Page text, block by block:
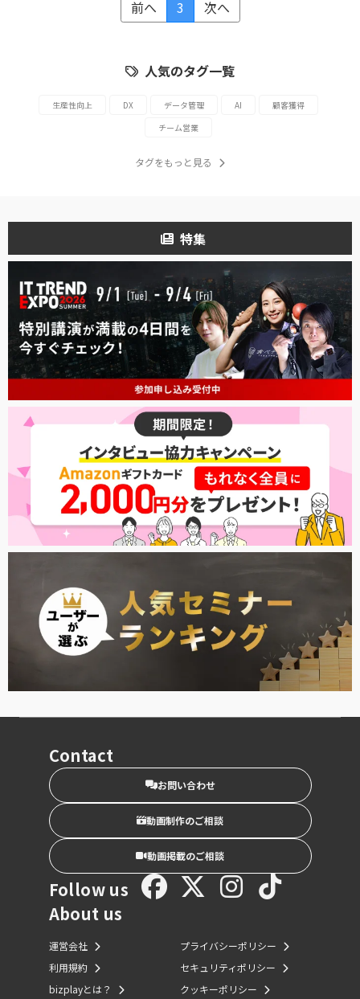
前へ 3 次へ
人気のタグ一覧
生産性向上 DX データ管理 AI
顧客獲得
チーム営業
タグをもっと見る
特集
Contact
お問い合わせ
動画制作のご相談
動画掲載のご相談
Follow us
About us
運営会社
利用規約
bizplayとは？
プライバシーポリシー
セキュリティポリシー
クッキーポリシー